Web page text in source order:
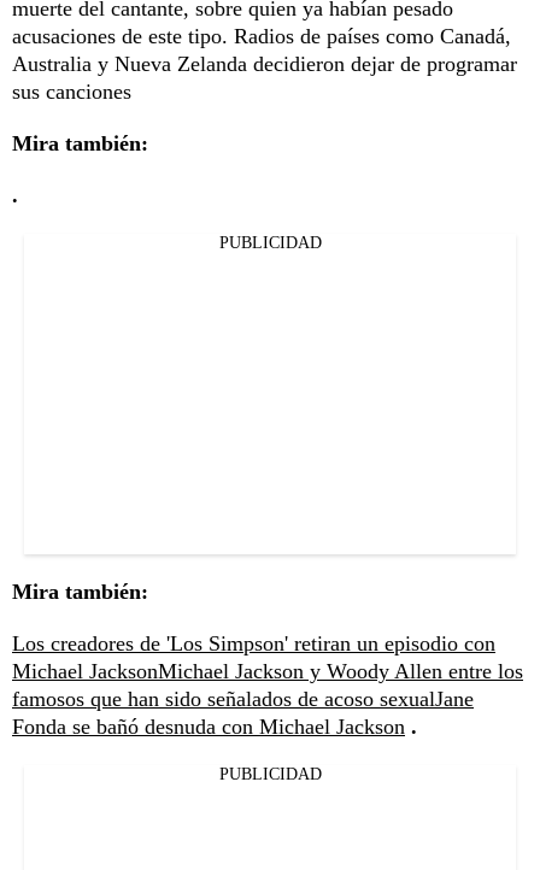
muerte del cantante, sobre quien ya habían pesado
acusaciones de este tipo. Radios de países como Canadá,
Australia y Nueva Zelanda decidieron dejar de programar
sus canciones
Mira también:
.
PUBLICIDAD
Mira también:
Los creadores de 'Los Simpson' retiran un episodio con
Michael JacksonMichael Jackson y Woody Allen entre los
famosos que han sido señalados de acoso sexualJane
Fonda se bañó desnuda con Michael Jackson .
PUBLICIDAD